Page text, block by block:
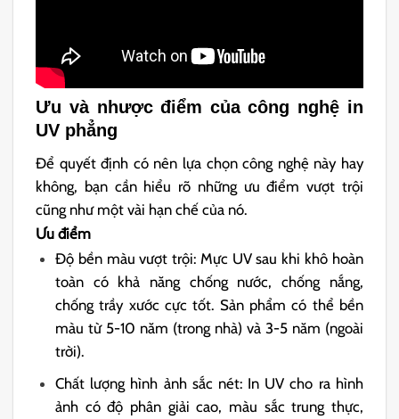
Ưu và nhược điểm của công nghệ in
UV phẳng
Để quyết định có nên lựa chọn công nghệ này hay
không, bạn cần hiểu rõ những ưu điểm vượt trội
cũng như một vài hạn chế của nó.
Ưu điểm
Độ bền màu vượt trội: Mực UV sau khi khô hoàn
toàn có khả năng chống nước, chống nắng,
chống trầy xước cực tốt. Sản phẩm có thể bền
màu từ 5-10 năm (trong nhà) và 3-5 năm (ngoài
trời).
Chất lượng hình ảnh sắc nét: In UV cho ra hình
ảnh có độ phân giải cao, màu sắc trung thực,